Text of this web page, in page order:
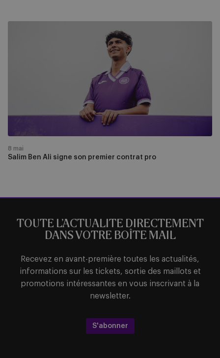
Salim Ben Ali signe son premier contrat pro
8 mai
TOUTE L’ACTUALITE DIRECTEMENT
DANS VOTRE BOÎTE MAIL
Recevez en avant-première toutes les actualités,
informations sur les tickets, sortie des maillots et
promotions intéressantes en vous inscrivant à la
newsletter.
S'abonner